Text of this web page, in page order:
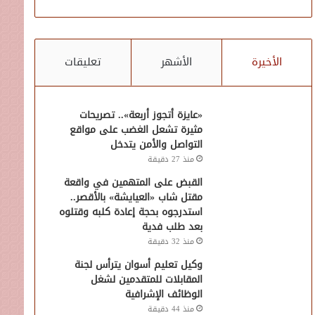
الأخيرة الأشهر تعليقات
«عايزة أتجوز أربعة».. تصريحات
مثيرة تشعل الغضب على مواقع
التواصل والأمن يتدخل
منذ 27 دقيقة
القبض على المتهمين في واقعة
مقتل شاب «العيايشة» بالأقصر..
استدرجوه بحجة إعادة كلبه وقتلوه
بعد طلب فدية
منذ 32 دقيقة
وكيل تعليم أسوان يترأس لجنة
المقابلات للمتقدمين لشغل
الوظائف الإشرافية
منذ 44 دقيقة